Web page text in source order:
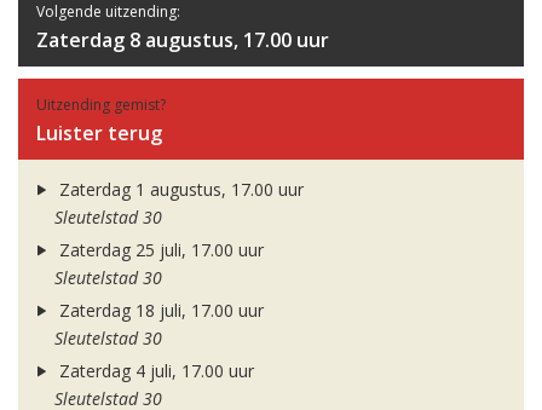
Volgende uitzending:
Zaterdag 8 augustus, 17.00 uur
Uitzending gemist?
Luister terug
Zaterdag 1 augustus, 17.00 uur
Sleutelstad 30
Zaterdag 25 juli, 17.00 uur
Sleutelstad 30
Zaterdag 18 juli, 17.00 uur
Sleutelstad 30
Zaterdag 4 juli, 17.00 uur
Sleutelstad 30